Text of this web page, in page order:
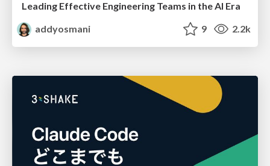
Leading Effective Engineering Teams in the AI Era
addyosmani
9 2.2k